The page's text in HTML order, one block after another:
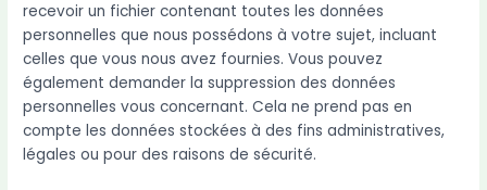
recevoir un fichier contenant toutes les données
personnelles que nous possédons à votre sujet, incluant
celles que vous nous avez fournies. Vous pouvez
également demander la suppression des données
personnelles vous concernant. Cela ne prend pas en
compte les données stockées à des fins administratives,
légales ou pour des raisons de sécurité.